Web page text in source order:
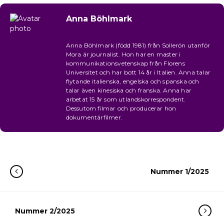
Anna Böhlmark
Anna Böhlmark (född 1981) från Sollerön utanför
Mora är journalist. Hon har en master i
kommunikationsvetenskap från Florens
Universitet och har bott 14 år i Italien. Anna talar
flytande italienska, engelska och spanska och
talar även kinesiska och franska. Anna har
arbetat 15 år som utlandskorrespondent.
Dessutom filmar och producerar hon
dokumentärfilmer.
Nummer 1/2025
Nummer 2/2025